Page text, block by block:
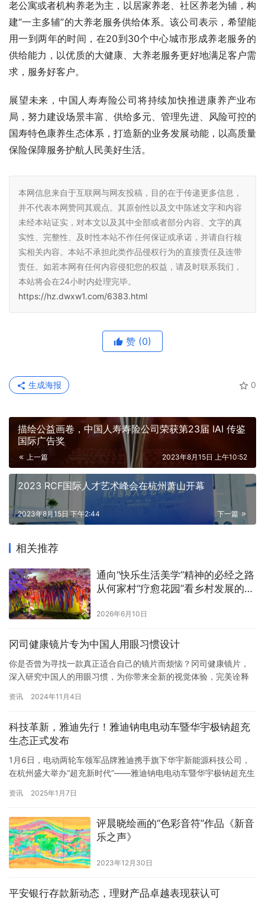
老公寓或者机构养老为主，以居家养老、社区养老为辅，构
建“一主多辅”的大养老服务供给体系。该公司表示，希望能
用一到两年的时间，在20到30个中心城市形成养老服务的
供给能力，以优质的大健康、大养老服务更好地满足客户需
求，服务好客户。
展望未来，中国人寿寿险公司将持续加快推进康养产业布
局，努力建设场景丰富、供给多元、管理先进、风险可控的
国寿特色康养生态体系，打造新的业务发展动能，以高质量
保险保障服务护航人民美好生活。
本网信息来自于互联网与网友投稿，目的在于传递更多信息，
并不代表本网赞同其观点。其原创性以及文中陈述文字和内容
未经本站证实，对本文以及其中全部或者部分内容、文字的真
实性、完整性、及时性本站不作任何保证或承诺，并请自行核
实相关内容。本站不承担此类作品侵权行为的直接责任及连带
责任。如若本网有任何内容侵犯您的权益，请及时联系我们，
本站将会在24小时内处理完毕。
https://hz.dwxw1.com/6383.html
赞 (0)
0
生成海报
描绘公益画卷，中国人寿寿险公司荣获第23届 IAI 传鉴
国际广告奖
上一篇 2023年8月15日 上午10:52
2023 RCF国际人才艺术峰会在杭州萧山开幕
下一篇
2023年8月15日 下午2:44
相关推荐
通向“快乐生活美学”精神的必经之路
从何家村“疗愈花园”看乡村发展的精
2026年6月10日
冈司健康镜片专为中国人用眼习惯设计
你是否曾为寻找一款真正适合自己的镜片而烦恼？冈司健康镜片，
深入研究中国人的用眼习惯，为你带来全新的视觉体验，完美诠释
间近距离用眼 现代中国人的生活方式中，大量时间花费在阅读、使
用先进的光学设计，能够有效减轻眼睛在长时间近距离聚焦时的疲…
资讯 2024年11月4日
科技革新，雅迪先行！雅迪钠电电动车暨华宇极钠超充
生态正式发布
1月6日，电动两轮车领军品牌雅迪携手旗下华宇新能源科技公司，
在杭州盛大举办“超充新时代”——雅迪钠电电动车暨华宇极钠超充生
力、浙江省自行车电动车行业协会理事长陈建龙、杭州市电动自行
临现场，共同见证华宇极钠超充生态以及全系搭载这一前沿技术的
雅迪钠…
资讯 2025年1月7日
评晨晓绘画的“色彩音符”作品《新音
乐之声》
2023年12月30日
平安银行存款新动态，理财产品卓越表现获认可